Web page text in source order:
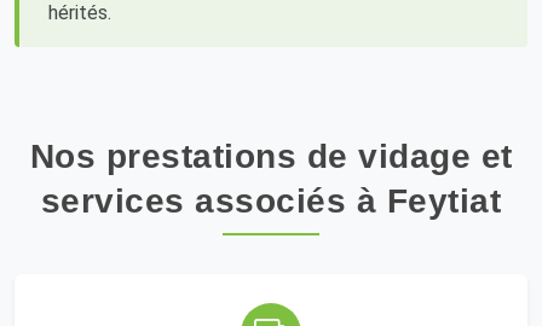
hérités.
Nos prestations de vidage et
services associés à Feytiat